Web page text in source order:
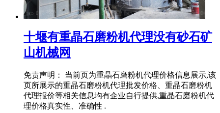
十堰有重晶石磨粉机代理没有砂石矿
山机械网
免责声明： 当前页为重晶石磨粉机代理价格信息展示,该
页所展示的重晶石磨粉机代理批发价格、重晶石磨粉机
代理报价等相关信息均有企业自行提供,重晶石磨粉机代
理价格真实性、准确性 .